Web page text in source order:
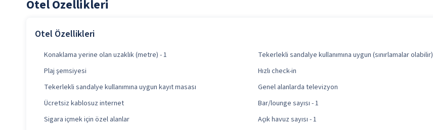
Otel Özellikleri
Otel Özellikleri
Konaklama yerine olan uzaklık (metre) - 1 Tekerlekli sandalye kullanımına uygun (sınırlamalar olabilir)
Plaj şemsiyesi
Hızlı check-in
Tekerlekli sandalye kullanımına uygun kayıt masası
Genel alanlarda televizyon
Ücretsiz kablosuz internet
Bar/lounge sayısı - 1
Sigara içmek için özel alanlar
Açık havuz sayısı - 1